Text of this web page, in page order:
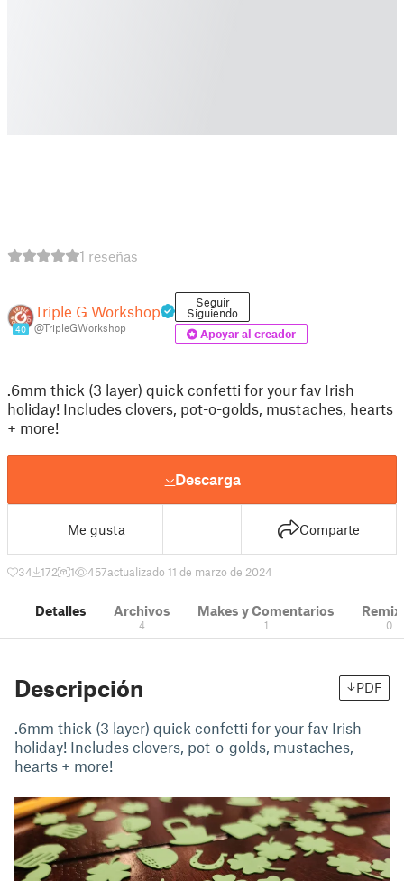
1 reseñas
40
Triple G Workshop
@TripleGWorkshop
Seguir
Siguiendo
Apoyar al creador
.6mm thick (3 layer) quick confetti for your fav Irish
holiday! Includes clovers, pot-o-golds, mustaches, hearts
+ more!
Descarga
Me gusta Comparte
34 172 1 457actualizado 11 de marzo de 2024
Detalles Archivos
4
Makes y Comentarios
1 0
Descripción PDF
.6mm thick (3 layer) quick confetti for your fav Irish
holiday! Includes clovers, pot-o-golds, mustaches,
hearts + more!